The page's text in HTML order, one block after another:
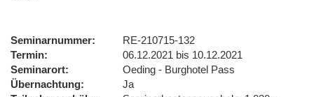
Seminarnummer
RE-210715-132
Termin
06.12.2021 bis 10.12.2021
Seminarort
Oeding - Burghotel Pass
Übernachtung
Ja